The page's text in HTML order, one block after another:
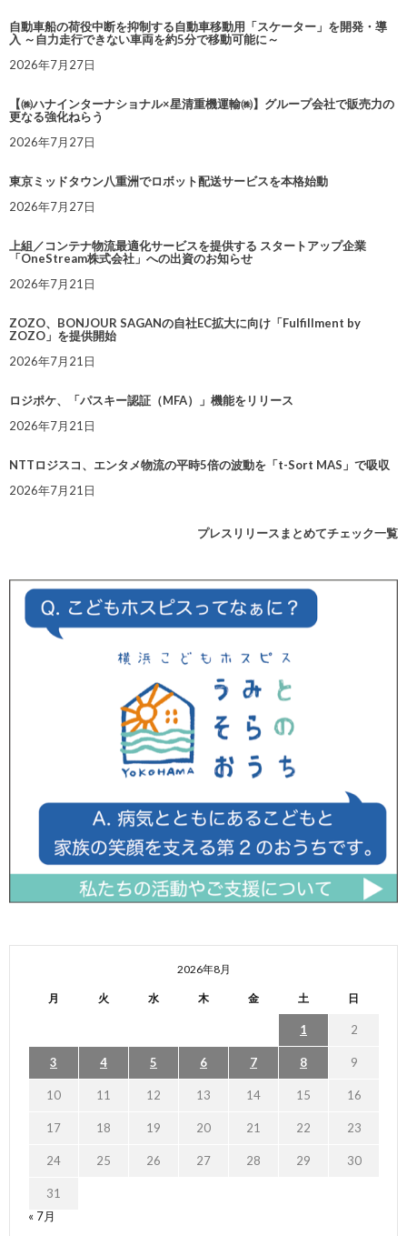
自動車船の荷役中断を抑制する自動車移動用「スケーター」を開発・導
入 ～自力走行できない車両を約5分で移動可能に～
2026年7月27日
【㈱ハナインターナショナル×星清重機運輸㈱】グループ会社で販売力の
更なる強化ねらう
2026年7月27日
東京ミッドタウン八重洲でロボット配送サービスを本格始動
2026年7月27日
上組／コンテナ物流最適化サービスを提供する スタートアップ企業
「OneStream株式会社」への出資のお知らせ
2026年7月21日
ZOZO、BONJOUR SAGANの自社EC拡大に向け「Fulfillment by
ZOZO」を提供開始
2026年7月21日
ロジポケ、「パスキー認証（MFA）」機能をリリース
2026年7月21日
NTTロジスコ、エンタメ物流の平時5倍の波動を「t-Sort MAS」で吸収
2026年7月21日
プレスリリースまとめてチェック一覧
2026年8月
月 火 水 木 金 土 日
1 2
3 4 5 6 7 8 9
10 11 12 13 14 15 16
17 18 19 20 21 22 23
24 25 26 27 28 29 30
31
« 7月